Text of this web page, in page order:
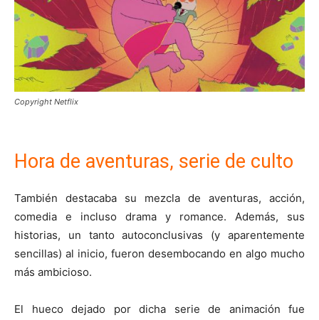
Copyright Netflix
Hora de aventuras, serie de culto
También destacaba su mezcla de aventuras, acción,
comedia e incluso drama y romance. Además, sus
historias, un tanto autoconclusivas (y aparentemente
sencillas) al inicio, fueron desembocando en algo mucho
más ambicioso.
El hueco dejado por dicha serie de animación fue